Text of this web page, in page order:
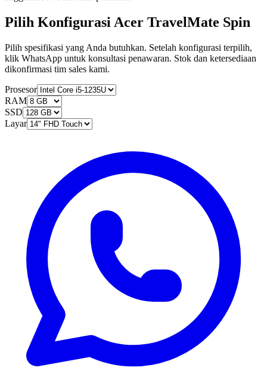
Pilih Konfigurasi Acer TravelMate Spin
Pilih spesifikasi yang Anda butuhkan. Setelah konfigurasi terpilih,
klik WhatsApp untuk konsultasi penawaran. Stok dan ketersediaan
dikonfirmasi tim sales kami.
Prosesor
RAM
SSD
Layar